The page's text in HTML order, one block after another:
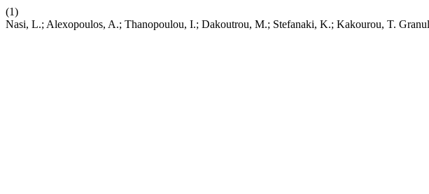
(1)
Nasi, L.; Alexopoulos, A.; Thanopoulou, I.; Dakoutrou, M.; Stefanaki, K.; Kakourou, T.